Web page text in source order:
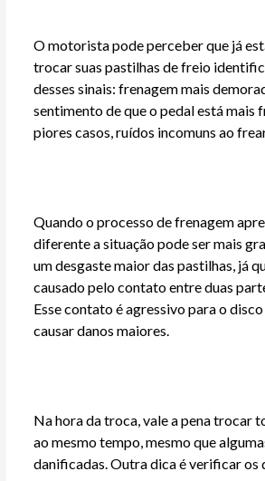
O motorista pode perceber que já
trocar suas pastilhas de freio
desses sinais: frenagem mais
sentimento de que o pedal está mais
piores casos, ruídos incomuns ao
Quando o processo de frenagem
diferente a situação pode ser mais
um desgaste maior das pastilhas, já
causado pelo contato entre duas
Esse contato é agressivo para o
causar danos maiores.
Na hora da troca, vale a pena trocar
ao mesmo tempo, mesmo que
danificadas. Outra dica é verificar os